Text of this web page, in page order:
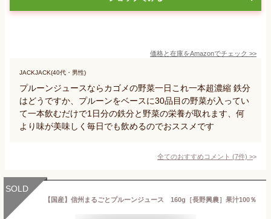
価格と在庫をAmazonでチェック >>
JACKJACK(40代・男性)
プルーンジュースならカゴメの野菜一日これ一本超濃縮 鉄分
はどうですか、プルーンをベースに30品目の野菜が入ってい
て一本飲むだけで1日分の鉄分と野菜の栄養が取れます、何
より味が美味しく毎日でも飲めるのでおススメです
全てのおすすめコメント (7件) >
SOLD
【国産】信州まるごとプルーンジュース 160g［長野興農］果汁100％